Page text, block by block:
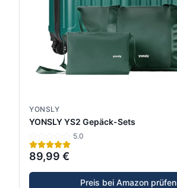
YONSLY
YONSLY YS2 Gepäck-Sets
5.0
89,99 €
Preis bei Amazon prüfen